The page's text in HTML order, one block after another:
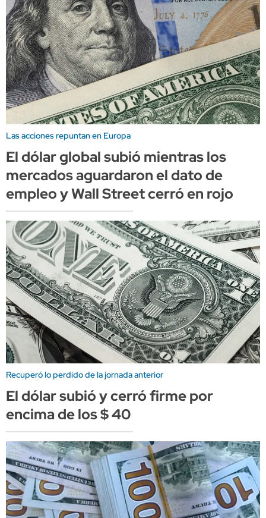
Las acciones repuntan en Europa
El dólar global subió mientras los
mercados aguardaron el dato de
empleo y Wall Street cerró en rojo
Recuperó lo perdido de la jornada anterior
El dólar subió y cerró firme por
encima de los $ 40